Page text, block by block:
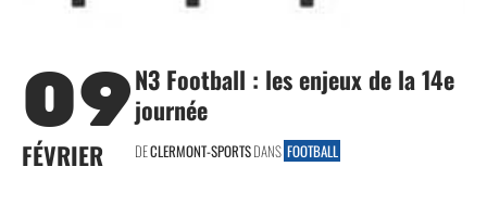
09
FÉVRIER
N3 Football : les enjeux de la 14e
journée
DECLERMONT-SPORTSDANS FOOTBALL